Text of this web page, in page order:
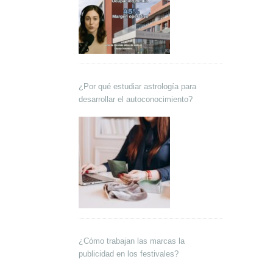
¿Por qué estudiar astrología para
desarrollar el autoconocimiento?
¿Cómo trabajan las marcas la
publicidad en los festivales?